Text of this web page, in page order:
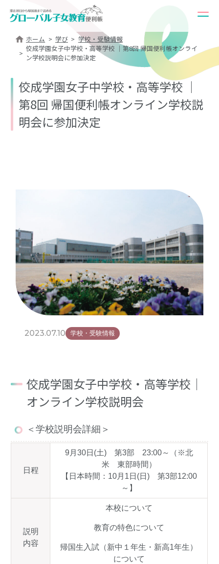
ホーム 学び
学校・受験情報
佼成学園女子中学校・高等学校 ｜第8回 帰国便利帳オンライ
ン学校説明会に参加決定
佼成学園女子中学校・高等学校 ｜
第8回 帰国便利帳オンライン学校説
明会に参加決定
2023.07.10 学校・受験情報
佼成学園女子中学校・高等学校｜
オンライン学校説明会
＜学校説明会詳細＞
日程
9月30日(土) 第3部 23:00～（※北
米 東部時間）
【日本時間：10月1日(日) 第3部12:00
～】
説明
内容
本校について
教育の特色について
帰国生入試（新中１年生・新高1年生）
について